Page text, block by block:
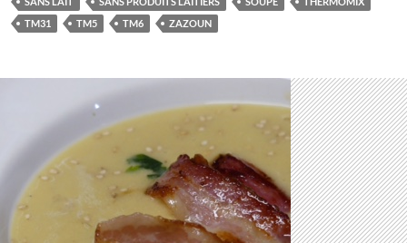
TM31
TM5 TM6 ZAZOUN